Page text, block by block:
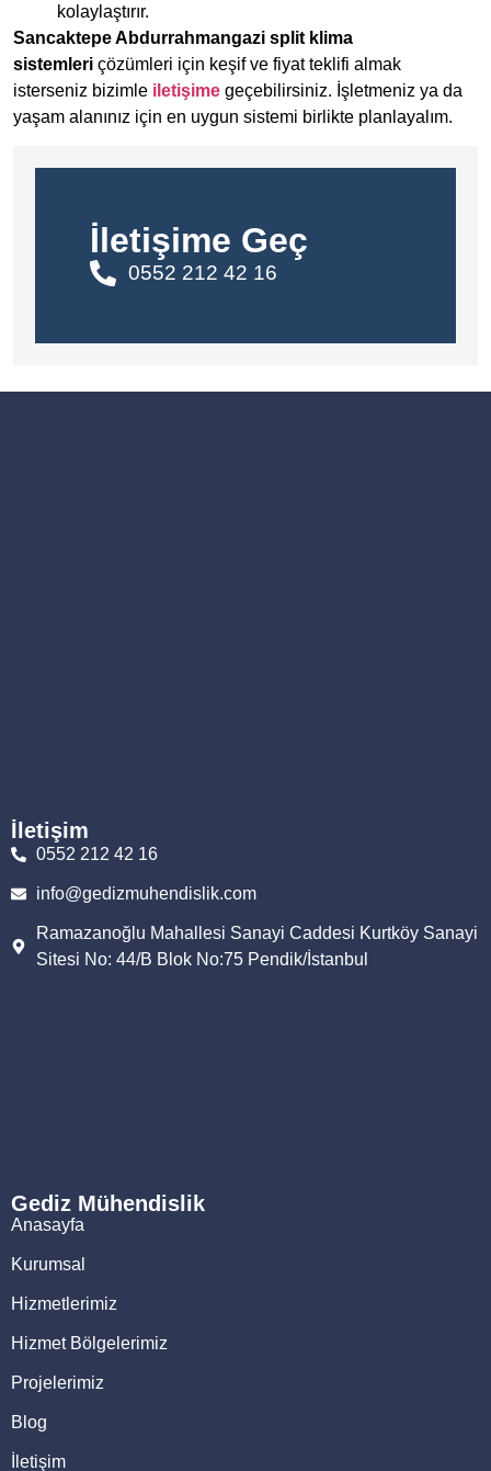
İletişime Geç
0552 212 42 16
kolaylaştırır.
Sancaktepe Abdurrahmangazi split klima
sistemleri çözümleri için keşif ve fiyat teklifi almak
isterseniz bizimle iletişime geçebilirsiniz. İşletmeniz ya da
yaşam alanınız için en uygun sistemi birlikte planlayalım.
İletişim
0552 212 42 16
info@gedizmuhendislik.com
Ramazanoğlu Mahallesi Sanayi Caddesi Kurtköy Sanayi
Sitesi No: 44/B Blok No:75 Pendik/İstanbul
Gediz Mühendislik
Anasayfa
Kurumsal
Hizmetlerimiz
Hizmet Bölgelerimiz
Projelerimiz
Blog
İletişim